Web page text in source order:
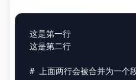
这是第一行
这是第二行
# 上面两行会被合并为一个